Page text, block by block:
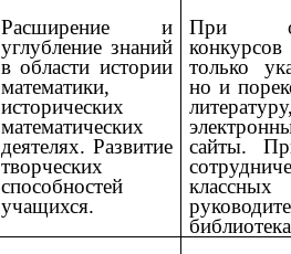
Расширение и
углубление знаний
в области истории
математики,
исторических
математических
деятелях. Развитие
творческих
способностей
учащихся.
При
только
но и
сайты.
классных